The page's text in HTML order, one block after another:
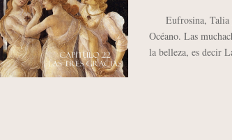
Eufrosina, Talia y
Océano. Las
la belleza, es decir